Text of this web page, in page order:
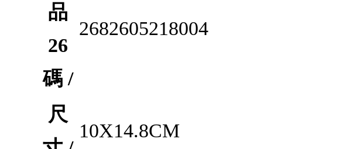
品
26
碼 /
2682605218004
尺
10X14.8CM